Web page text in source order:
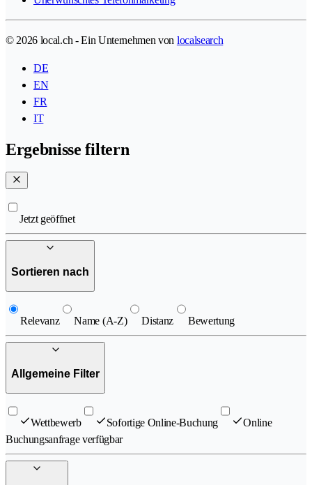
© 2026 local.ch - Ein Unternehmen von localsearch
DE
EN
FR
IT
Ergebnisse filtern
Jetzt geöffnet
Sortieren nach
Relevanz Name (A-Z) Distanz Bewertung
Allgemeine Filter
Wettbewerb Sofortige Online-Buchung
Online
Buchungsanfrage verfügbar